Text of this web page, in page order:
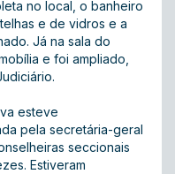
no local, o banheiro
e de vidros e a
Já na sala do
e foi ampliado,
esteve
pela secretária-geral
seccionais
Estiveram